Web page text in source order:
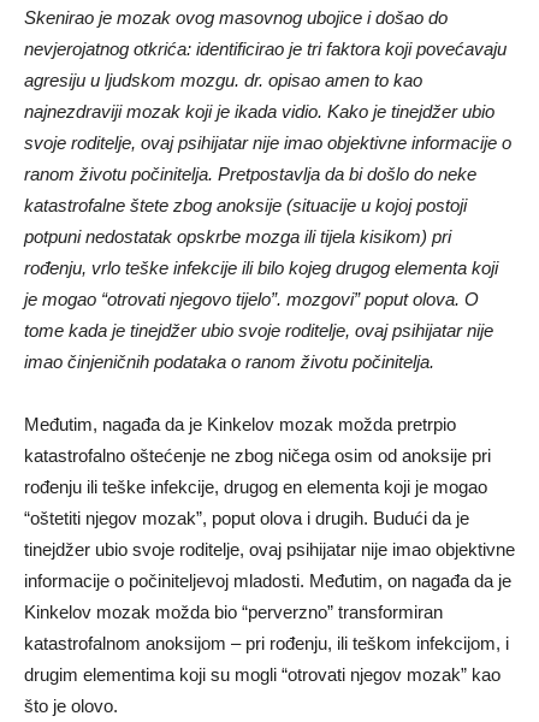
Skenirao je mozak ovog masovnog ubojice i došao do
nevjerojatnog otkrića: identificirao je tri faktora koji povećavaju
agresiju u ljudskom mozgu. dr. opisao amen to kao
najnezdraviji mozak koji je ikada vidio. Kako je tinejdžer ubio
svoje roditelje, ovaj psihijatar nije imao objektivne informacije o
ranom životu počinitelja. Pretpostavlja da bi došlo do neke
katastrofalne štete zbog anoksije (situacije u kojoj postoji
potpuni nedostatak opskrbe mozga ili tijela kisikom) pri
rođenju, vrlo teške infekcije ili bilo kojeg drugog elementa koji
je mogao “otrovati njegovo tijelo”. mozgovi” poput olova. O
tome kada je tinejdžer ubio svoje roditelje, ovaj psihijatar nije
imao činjeničnih podataka o ranom životu počinitelja.
Međutim, nagađa da je Kinkelov mozak možda pretrpio
katastrofalno oštećenje ne zbog ničega osim od anoksije pri
rođenju ili teške infekcije, drugog en elementa koji je mogao
“oštetiti njegov mozak”, poput olova i drugih. Budući da je
tinejdžer ubio svoje roditelje, ovaj psihijatar nije imao objektivne
informacije o počiniteljevoj mladosti. Međutim, on nagađa da je
Kinkelov mozak možda bio “perverzno” transformiran
katastrofalnom anoksijom – pri rođenju, ili teškom infekcijom, i
drugim elementima koji su mogli “otrovati njegov mozak” kao
što je olovo.